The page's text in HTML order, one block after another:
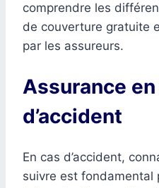
comprendre les
de couverture gratuite
par les assureurs.
Assurance
d’accident
En cas d’accident,
suivre est fondamental